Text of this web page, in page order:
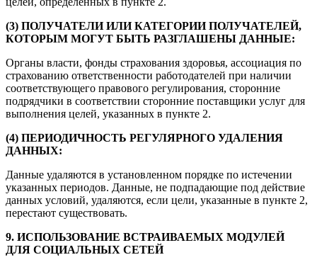
(3) ПОЛУЧАТЕЛИ ИЛИ КАТЕГОРИИ ПОЛУЧАТЕЛЕЙ,
КОТОРЫМ МОГУТ БЫТЬ РАЗГЛАШЕНЫ ДАННЫЕ:
Органы власти, фонды страхования здоровья, ассоциация по
страхованию ответственности работодателей при наличии
соответствующего правового регулирования, сторонние
подрядчики в соответствии сторонние поставщики услуг для
выполнения целей, указанных в пункте 2.
(4) ПЕРИОДИЧНОСТЬ РЕГУЛЯРНОГО УДАЛЕНИЯ
ДАННЫХ:
Данные удаляются в установленном порядке по истечении
указанных периодов. Данные, не подпадающие под действие
данных условий, удаляются, если цели, указанные в пункте 2,
перестают существовать.
9. ИСПОЛЬЗОВАНИЕ ВСТРАИВАЕМЫХ МОДУЛЕЙ
ДЛЯ СОЦИАЛЬНЫХ СЕТЕЙ